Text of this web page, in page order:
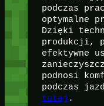
podczas
optymalne
Dzięki
produkcji,
efektywne
podnosi
podczas
tutaj .